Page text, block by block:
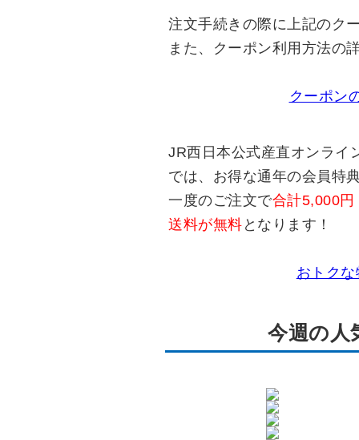
注文手続きの際に上記のク
また、クーポン利用方法の
クーポン
JR西日本公式産直オンライ
では、お得な通年の会員特
一度のご注文で合計5,000円
送料が無料 となります！
おトク
今週の人